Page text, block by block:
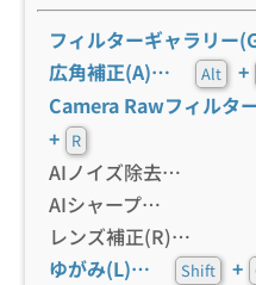
フィルターギャラリー
広角補正(A)…
Alt +
Camera Rawフィル
+ R
AIノイズ除去…
AIシャープ…
レンズ補正(R)…
ゆがみ(L)…
Shift +